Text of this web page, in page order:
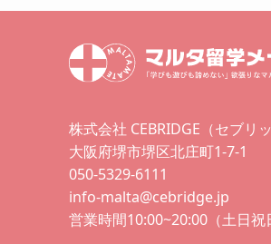
株式会社 CEBRIDGE（セブリッ
大阪府堺市堺区北庄町1-7-1
050-5329-6111
info-malta@cebridge.jp
営業時間10:00~20:00（土日祝